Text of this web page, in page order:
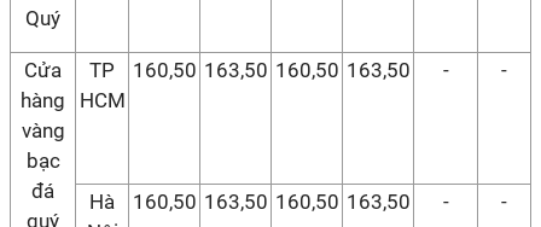
Quý
Cửa
hàng
vàng
bạc
đá
quý
TP
HCM
160,50 163,50 160,50 163,50 - -
Hà
160,50 163,50 160,50 163,50 - -